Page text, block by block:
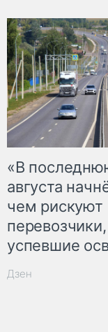
«В
августа
чем рискуют
успевшие
Дзен